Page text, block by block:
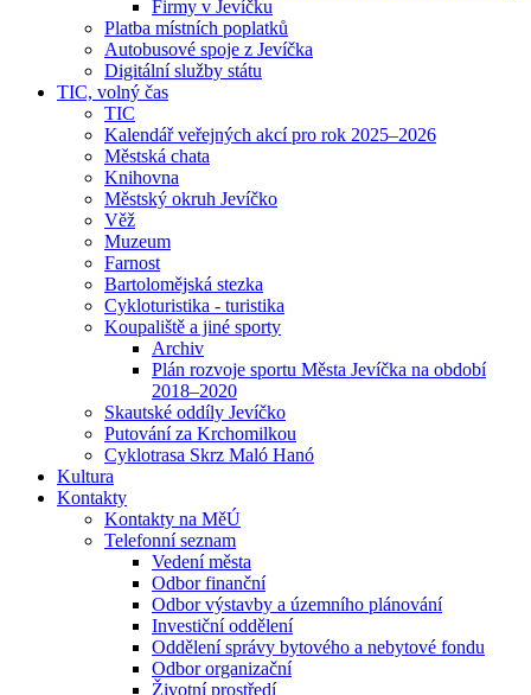
Firmy v Jevíčku
Platba místních poplatků
Autobusové spoje z Jevíčka
Digitální služby státu
TIC, volný čas
TIC
Kalendář veřejných akcí pro rok 2025–2026
Městská chata
Knihovna
Městský okruh Jevíčko
Věž
Muzeum
Farnost
Bartolomějská stezka
Cykloturistika - turistika
Koupaliště a jiné sporty
Archiv
Plán rozvoje sportu Města Jevíčka na období
2018–2020
Skautské oddíly Jevíčko
Putování za Krchomilkou
Cyklotrasa Skrz Maló Hanó
Kultura
Kontakty
Kontakty na MěÚ
Telefonní seznam
Vedení města
Odbor finanční
Odbor výstavby a územního plánování
Investiční oddělení
Oddělení správy bytového a nebytové fondu
Odbor organizační
Životní prostředí